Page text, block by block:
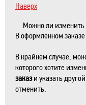
Наверх
Можно ли изменить
В оформленном
В крайнем случае,
которого хотите
закази указать
отменить.